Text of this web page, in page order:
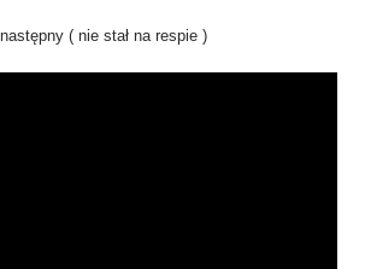
( nie stał na respie )